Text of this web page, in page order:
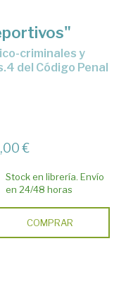
del Código Penal
€
Stock en librería. Envío
en 24/48 horas
COMPRAR